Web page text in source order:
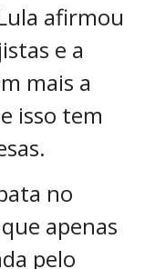
afirmou
e a
mais a
isso tem
no
apenas
pelo